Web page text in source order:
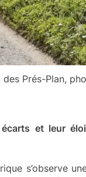
des Prés-Plan,
et leur
s’observe